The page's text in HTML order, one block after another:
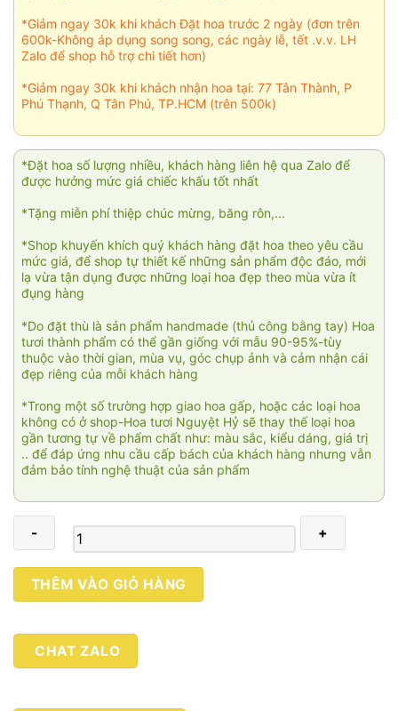
*Giảm ngay 30k khi khách Đặt hoa trước 2 ngày (đơn trên
600k-Không áp dụng song song, các ngày lễ, tết .v.v. LH
Zalo để shop hỗ trợ chi tiết hơn)
*Giảm ngay 30k khi khách nhận hoa tại: 77 Tân Thành, P
Phú Thạnh, Q Tân Phú, TP.HCM (trên 500k)
*Đặt hoa số lượng nhiều, khách hàng liên hệ qua Zalo để
được hưởng mức giá chiếc khấu tốt nhất
*Tặng miễn phí thiệp chúc mừng, băng rôn,...
*Shop khuyến khích quý khách hàng đặt hoa theo yêu cầu
mức giá, để shop tự thiết kế những sản phẩm độc đáo, mới
lạ vừa tận dụng được những loại hoa đẹp theo mùa vừa ít
đụng hàng
*Do đặt thù là sản phẩm handmade (thủ công bằng tay) Hoa
tươi thành phẩm có thể gần giống với mẫu 90-95%-tùy
thuộc vào thời gian, mùa vụ, góc chụp ảnh và cảm nhận cái
đẹp riêng của mỗi khách hàng
*Trong một số trường hợp giao hoa gấp, hoặc các loại hoa
không có ở shop-Hoa tươi Nguyệt Hỷ sẽ thay thế loại hoa
gần tương tự về phẩm chất như: màu sắc, kiểu dáng, giá trị
.. để đáp ứng nhu cầu cấp bách của khách hàng nhưng vẫn
đảm bảo tính nghệ thuật của sản phẩm
Chiếc
lá
05
THÊM VÀO GIỎ HÀNG
CHAT ZALO